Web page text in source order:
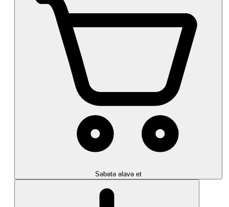
Səbətə əlavə et